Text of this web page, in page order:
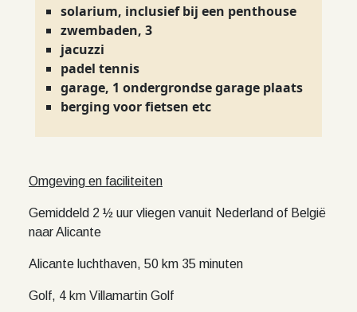
solarium, inclusief bij een penthouse
zwembaden, 3
jacuzzi
padel tennis
garage, 1 ondergrondse garage plaats
berging voor fietsen etc
Omgeving en faciliteiten
Gemiddeld 2 ½ uur vliegen vanuit Nederland of België
naar Alicante
Alicante luchthaven, 50 km 35 minuten
Golf, 4 km Villamartin Golf